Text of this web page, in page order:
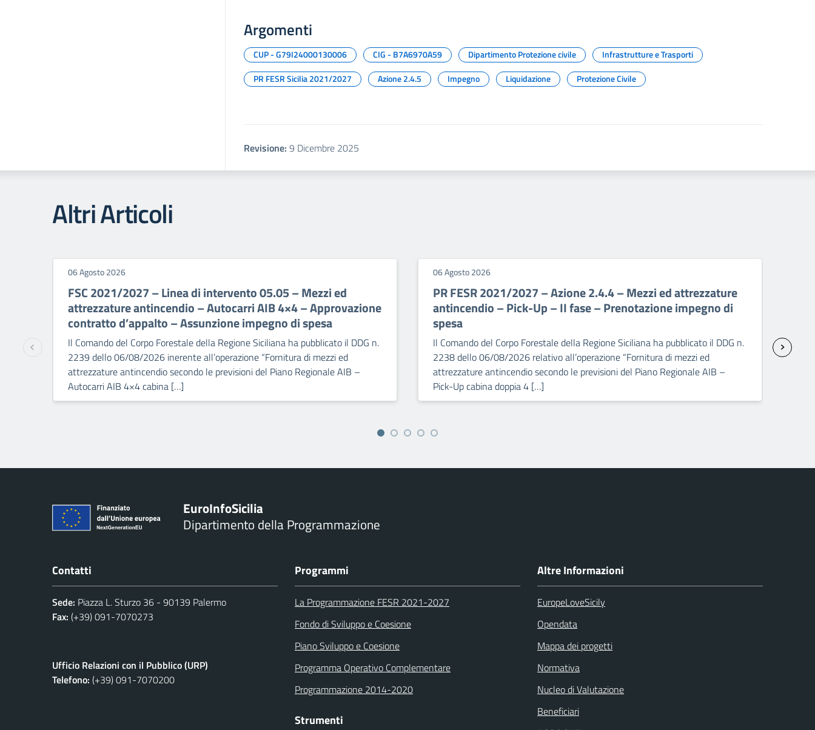
Argomenti
CUP - G79I24000130006 CIG - B7A6970A59 Dipartimento Protezione civile
Infrastrutture e Trasporti
PR FESR Sicilia 2021/2027
Azione 2.4.5 Impegno Liquidazione Protezione Civile
Revisione: 9 Dicembre 2025
Altri Articoli
06 Agosto 2026
FSC 2021/2027 – Linea di intervento 05.05 – Mezzi ed
attrezzature antincendio – Autocarri AIB 4×4 – Approvazione
contratto d’appalto – Assunzione impegno di spesa
Il Comando del Corpo Forestale della Regione Siciliana ha pubblicato il DDG n.
2239 dello 06/08/2026 inerente all’operazione “Fornitura di mezzi ed
attrezzature antincendio secondo le previsioni del Piano Regionale AIB –
Autocarri AIB 4×4 cabina […]
06 Agosto 2026
PR FESR 2021/2027 – Azione 2.4.4 – Mezzi ed attrezzature
antincendio – Pick-Up – II fase – Prenotazione impegno di
spesa
Il Comando del Corpo Forestale della Regione Siciliana ha pubblicato il DDG n.
2238 dello 06/08/2026 relativo all’operazione “Fornitura di mezzi ed
attrezzature antincendio secondo le previsioni del Piano Regionale AIB –
Pick-Up cabina doppia 4 […]
EuroInfoSicilia
Dipartimento della Programmazione
Contatti
Sede: Piazza L. Sturzo 36 - 90139 Palermo
Fax: (+39) 091-7070273
Ufficio Relazioni con il Pubblico (URP)
Telefono: (+39) 091-7070200
Programmi
La Programmazione FESR 2021-2027
Fondo di Sviluppo e Coesione
Piano Sviluppo e Coesione
Programma Operativo Complementare
Programmazione 2014-2020
Strumenti
Altre Informazioni
EuropeLoveSicily
Opendata
Mappa dei progetti
Normativa
Nucleo di Valutazione
Beneficiari